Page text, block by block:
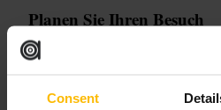
Consent
Planen Sie Ihren Besuch
Kommen Sie eher früh, wenn Sie einen
ist informell. Ideal, um ein paar